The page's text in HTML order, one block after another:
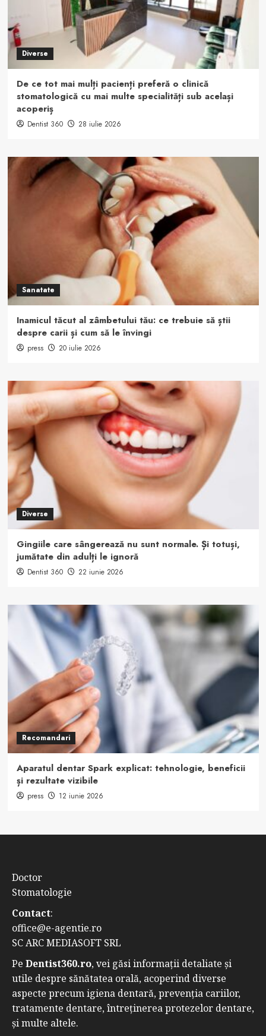
Diverse
De ce tot mai mulți pacienți preferă o clinică
stomatologică cu mai multe specialități sub același
acoperiș
Dentist 360 28 iulie 2026
Sanatate
Inamicul tăcut al zâmbetului tău: ce trebuie să știi
despre carii și cum să le învingi
press 20 iulie 2026
Diverse
Gingiile care sângerează nu sunt normale. Și totuși,
jumătate din adulți le ignoră
Dentist 360 22 iunie 2026
Recomandari
Aparatul dentar Spark explicat: tehnologie, beneficii
și rezultate vizibile
press 12 iunie 2026
Doctor
Stomatologie
Contact:
office@e-agentie.ro
SC ARC MEDIASOFT SRL
Pe Dentist360.ro, vei găsi informații detaliate și
utile despre sănătatea orală, acoperind diverse
aspecte precum igiena dentară, prevenția cariilor,
tratamente dentare, întreținerea protezelor dentare,
și multe altele.